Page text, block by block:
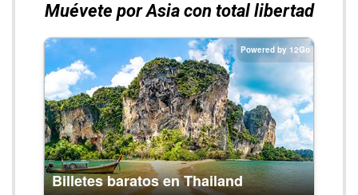
Muévete por Asia con total libertad